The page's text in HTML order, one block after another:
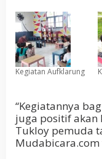
Kegiatan Aufklarung
“Kegiatannya
juga positif akan
Tukloy pemuda
Mudabicara.com